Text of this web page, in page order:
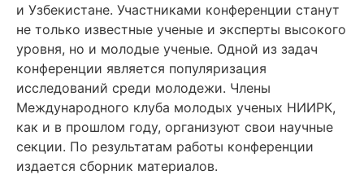
и Узбекистане. Участниками конференции станут
не только известные ученые и эксперты высокого
уровня, но и молодые ученые. Одной из задач
конференции является популяризация
исследований среди молодежи. Члены
Международного клуба молодых ученых НИИРК,
как и в прошлом году, организуют свои научные
секции. По результатам работы конференции
издается сборник материалов.